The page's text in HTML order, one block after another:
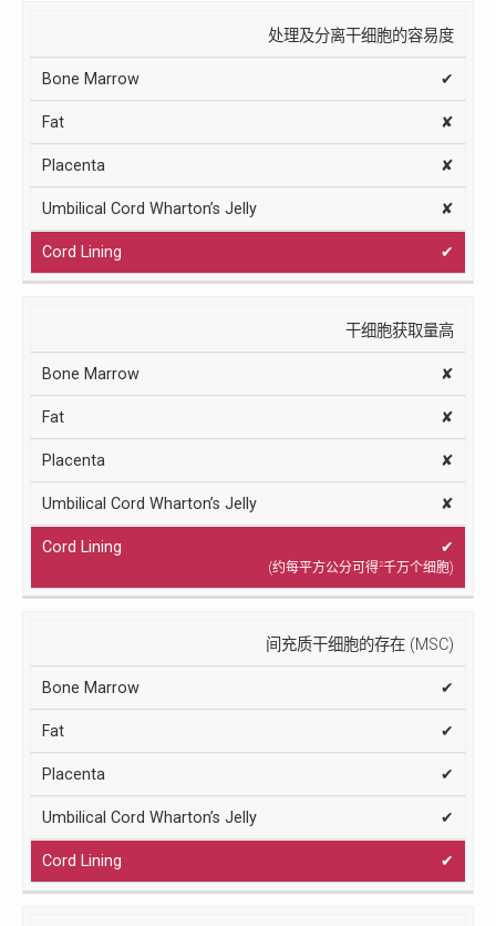
处理及分离干细胞的容易度
✔
✘
✘
✘
✔
干细胞获取量高
✘
✘
✘
✘
✔
(约每平方公分可得2千万个细胞)
间充质干细胞的存在 (MSC)
✔
✔
✔
✔
✔